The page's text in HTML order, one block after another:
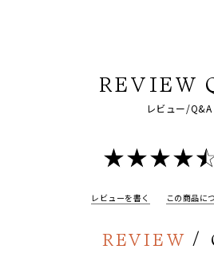
REVIEW
レビュー/Q&A
レビューを書く この商品に